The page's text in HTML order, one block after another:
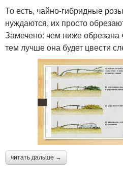
То есть, чайно-гибридные
нуждаются, их просто
Замечено: чем ниже обрезана
тем лучше она будет цвести
читать дальше →